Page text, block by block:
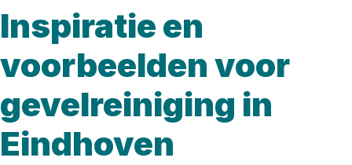
Inspiratie en
voorbeelden voor
gevelreiniging in
Eindhoven